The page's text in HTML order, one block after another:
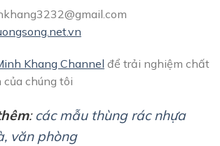
Khang Channel để trải nghiệm chất
chúng tôi
: các mẫu thùng rác nhựa
văn phòng